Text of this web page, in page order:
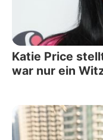
Katie Price
war nur ein